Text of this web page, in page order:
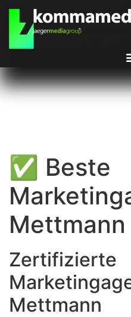
✅ Beste
Zertifizierte
Mettmann